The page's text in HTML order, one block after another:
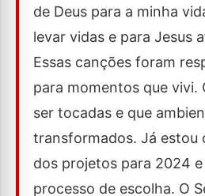
de Deus para a minha
levar vidas e para Jesus
Essas canções foram
para momentos que vivi.
ser tocadas e que
transformados. Já estou
dos projetos para 2024
processo de escolha. O